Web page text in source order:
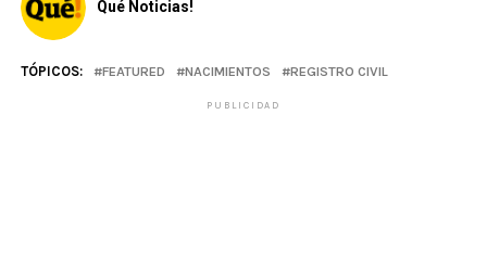
Qué Noticias!
TÓPICOS: FEATURED NACIMIENTOS REGISTRO CIVIL
PUBLICIDAD